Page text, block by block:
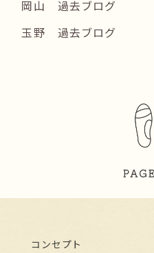
岡山 過去ブログ
玉野 過去ブログ
コンセプト